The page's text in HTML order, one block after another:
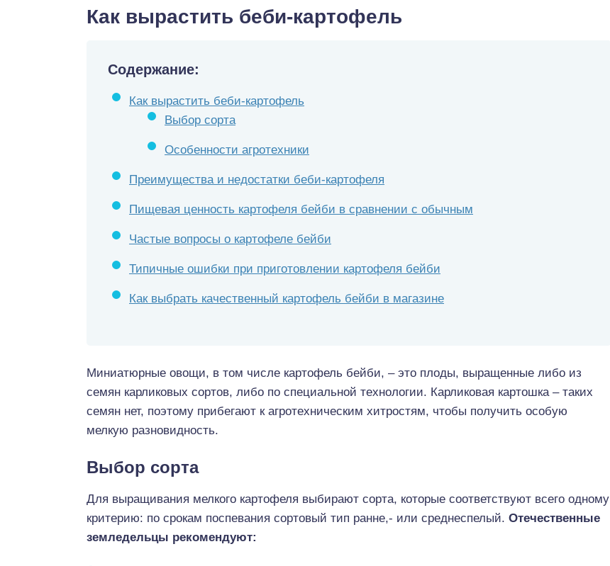
Как вырастить беби-картофель
Содержание:
Как вырастить беби-картофель
Выбор сорта
Особенности агротехники
Преимущества и недостатки беби-картофеля
Пищевая ценность картофеля бейби в сравнении с обычным
Частые вопросы о картофеле бейби
Типичные ошибки при приготовлении картофеля бейби
Как выбрать качественный картофель бейби в магазине
Миниатюрные овощи, в том числе картофель бейби, – это плоды, выращенные либо из
семян карликовых сортов, либо по специальной технологии. Карликовая картошка – таких
семян нет, поэтому прибегают к агротехническим хитростям, чтобы получить особую
мелкую разновидность.
Выбор сорта
Для выращивания мелкого картофеля выбирают сорта, которые соответствуют всего одному
критерию: по срокам поспевания сортовый тип ранне,- или среднеспелый. Отечественные
земледельцы рекомендуют: